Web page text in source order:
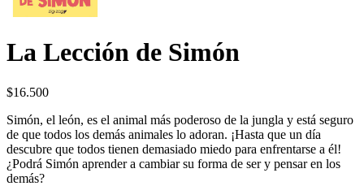
La Lección de Simón
$16.500
Simón, el león, es el animal más poderoso de la jungla y está seguro
de que todos los demás animales lo adoran. ¡Hasta que un día
descubre que todos tienen demasiado miedo para enfrentarse a él!
¿Podrá Simón aprender a cambiar su forma de ser y pensar en los
demás?